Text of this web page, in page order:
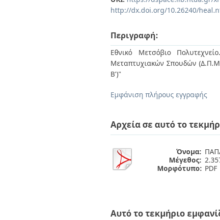
http://dx.doi.org/10.26240/
Περιγραφή:
Εθνικό Μετσόβιο
Μεταπτυχιακών Σπουδών
Β')"
Εμφάνιση πλήρους εγγραφής
Αρχεία σε αυτό το
Όνομα:
Μέγεθος:
Μορφότυπο: PDF
Αυτό το τεκμήριο